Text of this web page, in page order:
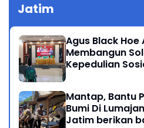
Jatim
Agus Black
Membangun
Kepedulian
Mantap, Bantu
Bumi Di
Jatim berikan